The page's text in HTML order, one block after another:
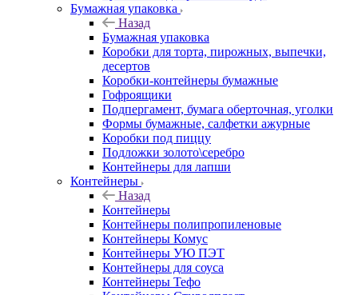
Бумажная упаковка
Назад
Бумажная упаковка
Коробки для торта, пирожных, выпечки,
десертов
Коробки-контейнеры бумажные
Гофроящики
Подпергамент, бумага оберточная, уголки
Формы бумажные, салфетки ажурные
Коробки под пиццу
Подложки золото\серебро
Контейнеры для лапши
Контейнеры
Назад
Контейнеры
Контейнеры полипропиленовые
Контейнеры Комус
Контейнеры УЮ ПЭТ
Контейнеры для соуса
Контейнеры Тефо